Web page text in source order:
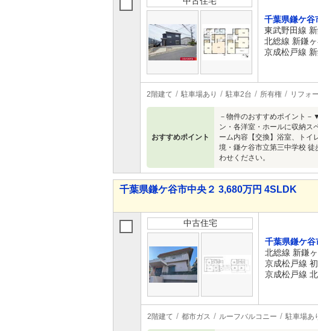
千葉県鎌ケ谷
東武野田線
北総線 新鎌
京成松戸線
2階建て 駐車場あり 駐車2台 所有権 リフォ
おすすめポイント
－物件のおすすめポイント
ン・各洋室・ホールに収納ス
ーム内容【交換】浴室、トイ
境・鎌ケ谷市立第三中学校
わせください。
千葉県鎌ケ谷市中央２ 3,680万円 4SLDK
中古住宅
千葉県鎌ケ谷
北総線 新鎌
京成松戸線
京成松戸線
2階建て 都市ガス ルーフバルコニー 駐車場あ